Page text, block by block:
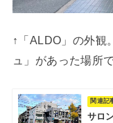
↑「ALDO」の外観
ュ」があった場所で
サロ